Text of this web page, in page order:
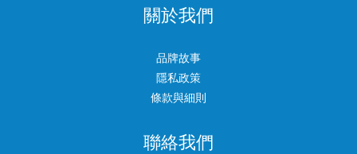
關於我們
品牌故事
隱私政策
條款與細則
聯絡我們